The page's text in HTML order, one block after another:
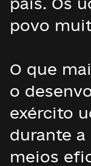
povo
O que
o
exército
durante a
meios